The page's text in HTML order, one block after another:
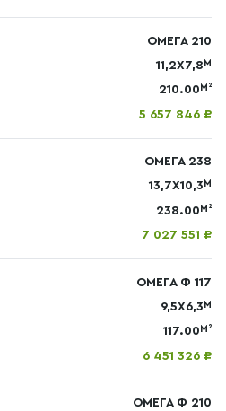
ОМЕГА 210
11,2Х7,8М
210.00М²
5 657 846 ₽
ОМЕГА 238
13,7Х10,3 М
238.00М²
7 027 551 ₽
ОМЕГА Ф 117
9,5Х6,3М
117.00М²
6 451 326 ₽
ОМЕГА Ф 210